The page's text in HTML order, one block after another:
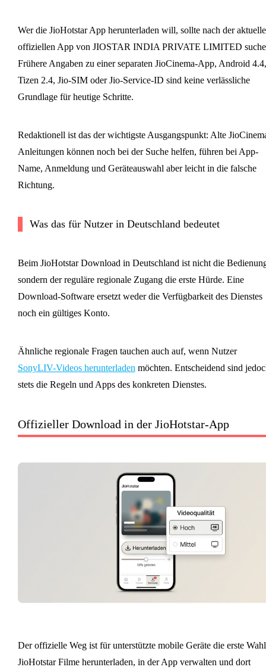
Wer die JioHotstar App herunterladen will, sollte nach der
offiziellen App von JIOSTAR INDIA PRIVATE LIMITED
Frühere Angaben zu einer separaten JioCinema-App, Android 4.4,
Tizen 2.4, Jio-SIM oder Jio-Service-ID sind keine verlässliche
Grundlage für heutige Schritte.
Redaktionell ist das der wichtigste Ausgangspunkt: Alte
Anleitungen können noch bei der Suche helfen, führen bei App-
Name, Anmeldung und Geräteauswahl aber leicht in die falsche
Richtung.
Was das für Nutzer in Deutschland bedeutet
Beim JioHotstar Download in Deutschland ist nicht die
sondern der reguläre regionale Zugang die erste Hürde. Eine
Download-Software ersetzt weder die Verfügbarkeit des Dienstes
noch ein gültiges Konto.
Ähnliche regionale Fragen tauchen auch auf, wenn Nutzer
SonyLIV-Videos herunterladen möchten. Entscheidend sind
stets die Regeln und Apps des konkreten Dienstes.
Offizieller Download in der JioHotstar-App
Der offizielle Weg ist für unterstützte mobile Geräte die erste
JioHotstar Filme herunterladen, in der App verwalten und dort